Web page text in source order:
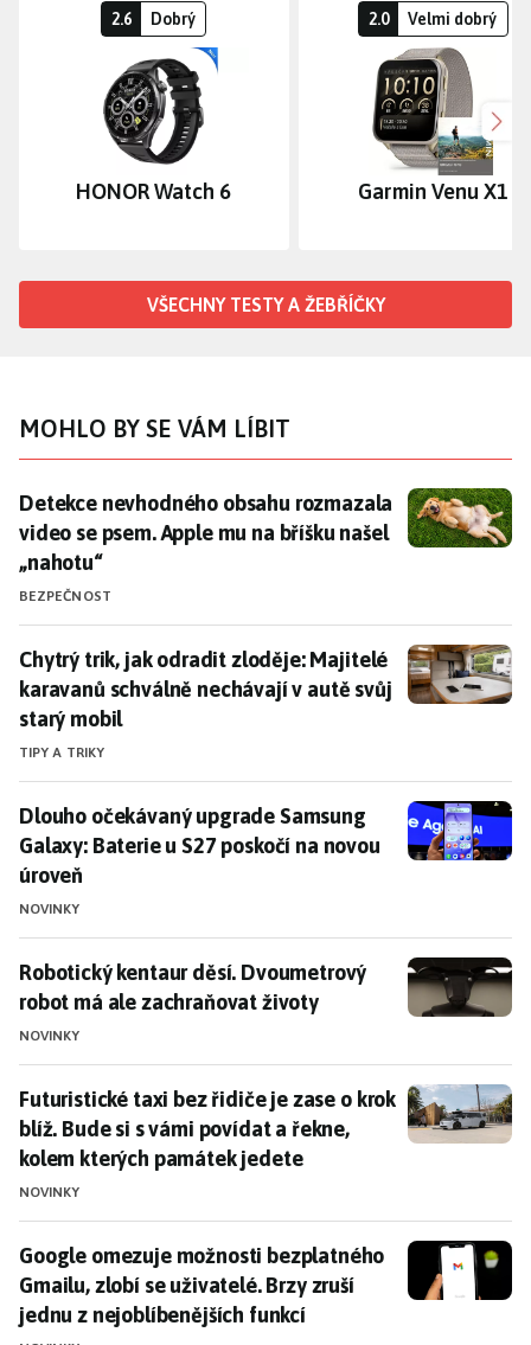
2.6 Dobrý
HONOR Watch 6
2.0 Velmi dobrý
Garmin Venu X1
VŠECHNY TESTY A ŽEBŘÍČKY
MOHLO BY SE VÁM LÍBIT
Detekce nevhodného obsahu rozmazala video se
Detekce nevhodného obsahu rozmazala
video se psem. Apple mu na bříšku našel
„nahotu“
BEZPEČNOST
Chytrý trik, jak odradit zloděje: Majitelé karavanů
Chytrý trik, jak odradit zloděje: Majitelé
karavanů schválně nechávají v autě svůj
starý mobil
TIPY A TRIKY
Dlouho očekávaný upgrade Samsung Galaxy: Baterie
Dlouho očekávaný upgrade Samsung
Galaxy: Baterie u S27 poskočí na novou
úroveň
NOVINKY
Robotický kentaur děsí. Dvoumetrový robot má ale
Robotický kentaur děsí. Dvoumetrový
robot má ale zachraňovat životy
NOVINKY
Futuristické taxi bez řidiče je zase o krok blíž. Bude
Futuristické taxi bez řidiče je zase o krok
blíž. Bude si s vámi povídat a řekne,
kolem kterých památek jedete
NOVINKY
Google omezuje možnosti bezplatného Gmailu,
Google omezuje možnosti bezplatného
Gmailu, zlobí se uživatelé. Brzy zruší
jednu z nejoblíbenějších funkcí